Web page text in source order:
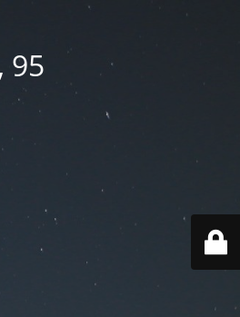
95